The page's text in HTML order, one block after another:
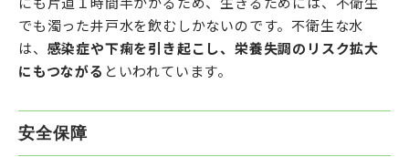
にも片道１時間半かかるため、生きるためには、不衛生
でも濁った井戸水を飲むしかないのです。不衛生な水
は、 感染症や下痢を引き起こし、栄養失調のリスク拡大
にもつながる といわれています。
安全保障